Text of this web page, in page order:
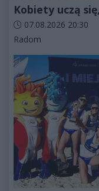
Kobiety uczą
Data dodania artykułu:
07.08.2026 20:30
Kategorie artykułu:
Radom